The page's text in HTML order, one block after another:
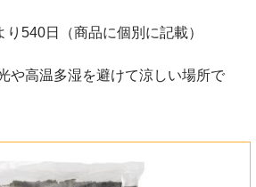
540日（商品に個別に記載）
や高温多湿を避けて涼しい場所で